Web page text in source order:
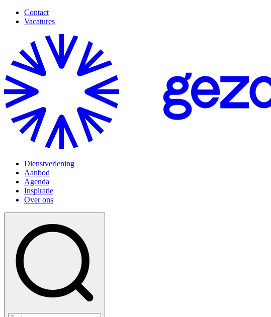
Contact
Vacatures
Dienstverlening
Aanbod
Agenda
Inspiratie
Over ons